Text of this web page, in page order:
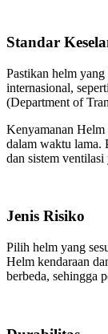
Standar
Pastikan helm
internasional,
(Department of
Kenyamanan Helm
dalam waktu lama.
dan sistem ventilasi
Jenis Risiko
Pilih helm yang
Helm kendaraan
berbeda, sehingga